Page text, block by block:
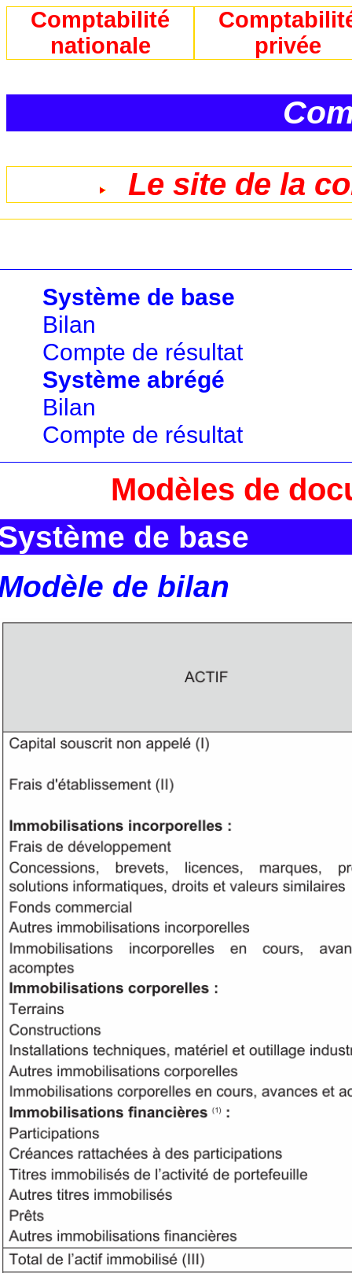
Comptabilité
nationale
privée
Le site de la
Système de base
Bilan
Compte de résultat
Système abrégé
Bilan
Compte de résultat
Modèles de
de base
de bilan